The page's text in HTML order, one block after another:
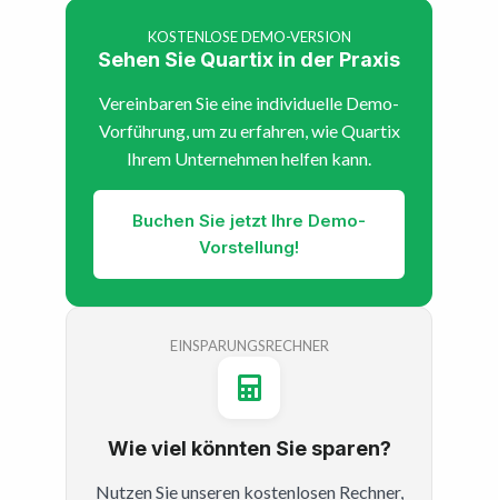
KOSTENLOSE DEMO-VERSION
Sehen Sie Quartix in der Praxis
Vereinbaren Sie eine individuelle Demo-
Vorführung, um zu erfahren, wie Quartix
Ihrem Unternehmen helfen kann.
Buchen Sie jetzt Ihre Demo-
Vorstellung!
EINSPARUNGSRECHNER
Wie viel könnten Sie sparen?
Nutzen Sie unseren kostenlosen Rechner,